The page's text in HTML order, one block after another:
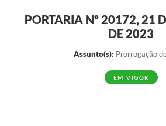
PORTARIA Nº 20172, 21
DE 2023
Assunto(s): Prorrogação
EM VIGOR